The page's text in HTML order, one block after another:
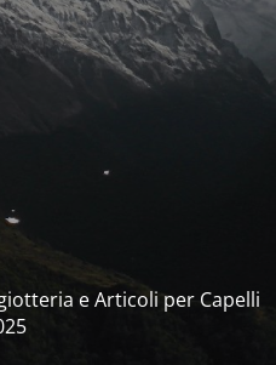
e Articoli per Capelli